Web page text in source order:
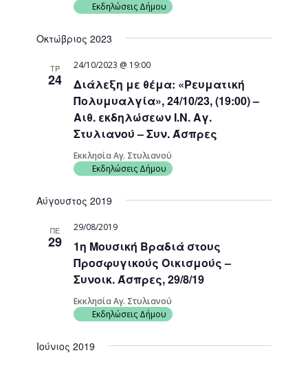
Εκδηλώσεις Δήμου
Οκτώβριος 2023
ΤΡ
24
Διάλεξη με θέμα: «Ρευματική
Πολυμυαλγία», 24/10/23, (19:00) –
Αιθ. εκδηλώσεων Ι.Ν. Αγ.
Στυλιανού – Συν. Άσπρες
24/10/2023 @ 19:00
Εκκλησία Αγ. Στυλιανού
Εκδηλώσεις Δήμου
Αύγουστος 2019
ΠΕ
29
1η Μουσική Βραδιά στους
Προσφυγικούς Οικισμούς –
Συνοικ. Άσπρες, 29/8/19
29/08/2019
Εκκλησία Αγ. Στυλιανού
Εκδηλώσεις Δήμου
Ιούνιος 2019